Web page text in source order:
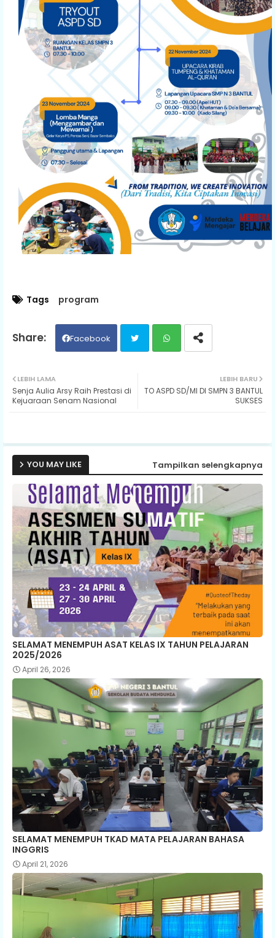
Tags program
Facebook
ter ats
p
LEBIH BARU
TO ASPD SD/MI DI SMPN 3 BANTUL
SUKSES
LEBIH LAMA
Senja Aulia Arsy Raih Prestasi di
Kejuaraan Senam Nasional
YOU MAY LIKE Tampilkan selengkapnya
SELAMAT MENEMPUH ASAT KELAS IX TAHUN PELAJARAN
2025/2026
April 26, 2026
SELAMAT MENEMPUH TKAD MATA PELAJARAN BAHASA
INGGRIS
April 21, 2026